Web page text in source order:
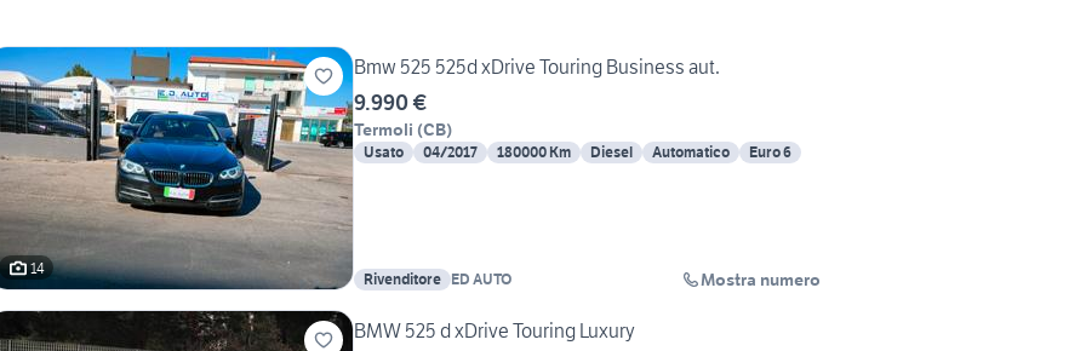
14
Bmw 525 525d xDrive Touring Business aut.
9.990 €
Termoli (CB)
Usato 04/2017 180000 Km Diesel Automatico Euro 6
Rivenditore ED AUTO Mostra numero
BMW 525 d xDrive Touring Luxury